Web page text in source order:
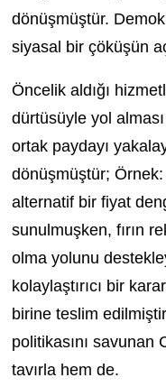
dönüşmüştür.
siyasal bir çöküşün
Öncelik aldığı
dürtüsüyle yol
ortak paydayı
dönüşmüştür; Örnek:
alternatif bir fiyat
sunulmuşken, fırın
olma yolunu
kolaylaştırıcı bir
birine teslim
politikasını savunan
tavırla hem de.